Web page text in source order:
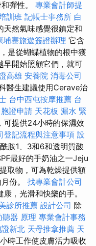
彈性。 專業會計師提
訓班 記帳士事務所 白
天然氣味感覺很鎮定和
埔寨旅遊簽證辦理 它含
是從蝴蝶植物的根中獲
早開始照顧它們，就可
高雄 安養院 消毒公司
醫生建議使用Cerave治
台中西屯按摩推薦 台
證申請 天花板 漏水 緊
可提供24小時的保濕效
登記流程與注意事項 設
胺1、3和6和透明質酸
最好的手奶油之一Jeju
取物，可為乾燥提供額
份。 找專業會計公司
，光滑和快樂的手。
診所推薦 設計公司 除
聽器 原理 專業會計事務
新北 天母推拿推薦 天
時工作使皮膚活力吸收